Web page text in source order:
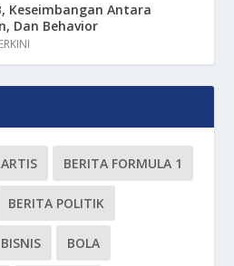
Keseimbangan Antara
Dan Behavior
ARTIS BERITA FORMULA 1
BERITA POLITIK
BISNIS BOLA